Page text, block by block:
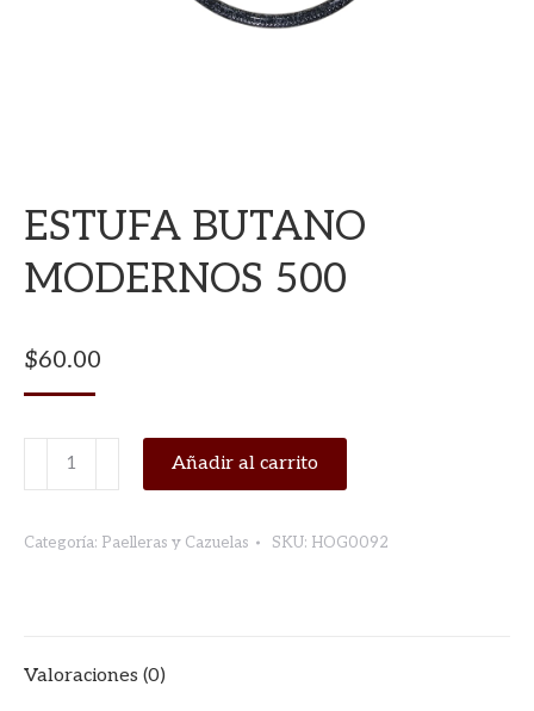
ESTUFA BUTANO
MODERNOS 500
$60.00
ESTUFA
BUTANO
500
Añadir al carrito
Categoría: Paelleras y Cazuelas SKU: HOG0092
Valoraciones (0)